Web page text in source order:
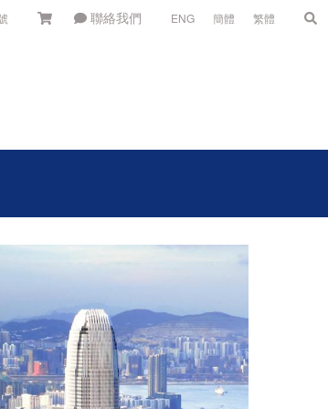
聯絡我們 ENG 簡體 繁體